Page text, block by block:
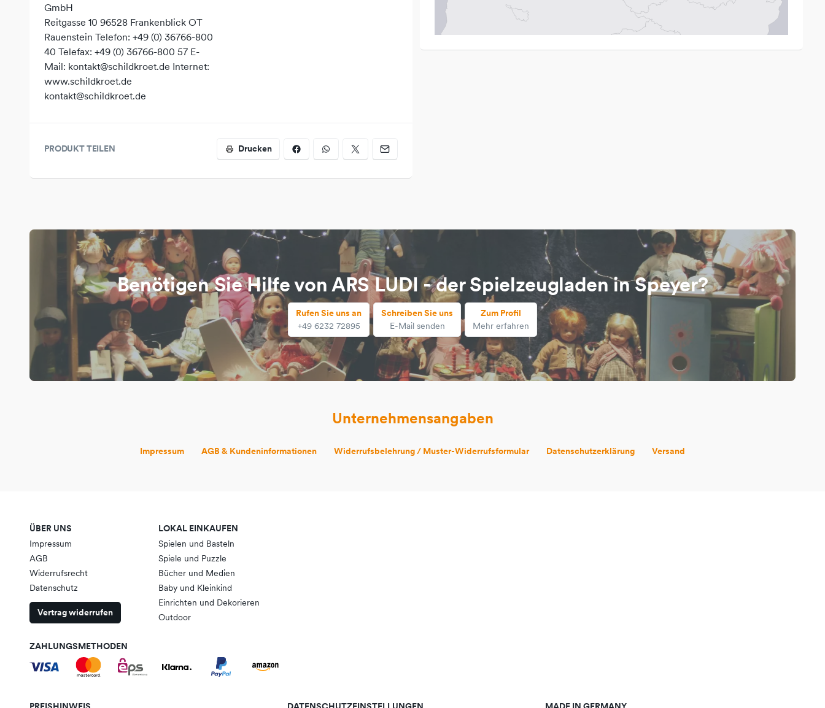
GmbH
Reitgasse 10 96528 Frankenblick OT
Rauenstein Telefon: +49 (0) 36766-800
40 Telefax: +49 (0) 36766-800 57 E-
Mail: kontakt@schildkroet.de Internet:
www.schildkroet.de
kontakt@schildkroet.de
PRODUKT TEILEN Drucken
Benötigen Sie Hilfe von ARS LUDI - der Spielzeugladen in Speyer?
Rufen Sie uns an
+49 6232 72895
Schreiben Sie uns
E-Mail senden
Zum Profil
Mehr erfahren
Unternehmensangaben
Impressum AGB & Kundeninformationen Widerrufsbelehrung / Muster-Widerrufsformular Datenschutzerklärung Versand
ÜBER UNS
Impressum
AGB
Widerrufsrecht
Datenschutz
Vertrag widerrufen
LOKAL EINKAUFEN
Spielen und Basteln
Spiele und Puzzle
Bücher und Medien
Baby und Kleinkind
Einrichten und Dekorieren
Outdoor
ZAHLUNGSMETHODEN